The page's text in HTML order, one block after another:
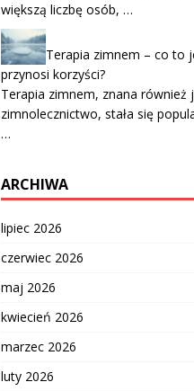
większą liczbę osób, …
Terapia zimnem – co to
przynosi korzyści?
Terapia zimnem, znana również
zimnolecznictwo, stała się
…
ARCHIWA
lipiec 2026
czerwiec 2026
maj 2026
kwiecień 2026
marzec 2026
luty 2026